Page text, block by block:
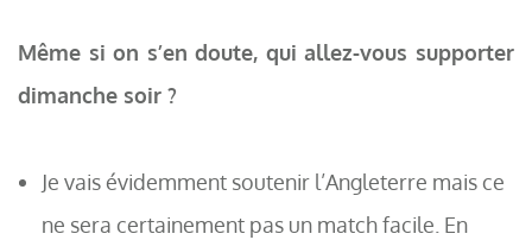
Même si on s’en doute, qui allez-vous supporter
dimanche soir ?
Je vais évidemment soutenir l’Angleterre mais ce
ne sera certainement pas un match facile. En